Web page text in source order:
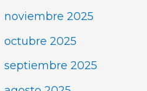
noviembre 2025
octubre 2025
septiembre 2025